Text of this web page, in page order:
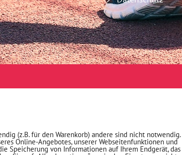
(z.B. für den Warenkorb) andere sind nicht notwendig.
Online-Angebotes, unserer Webseitenfunktionen und
Speicherung von Informationen auf Ihrem Endgerät, das